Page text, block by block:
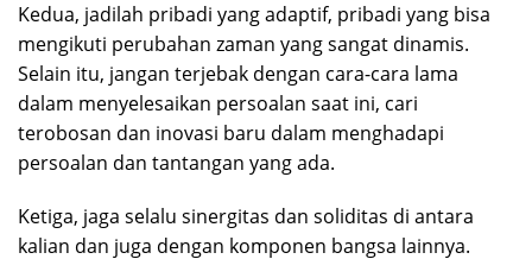
Kedua, jadilah pribadi yang adaptif, pribadi yang bisa
mengikuti perubahan zaman yang sangat dinamis.
Selain itu, jangan terjebak dengan cara-cara lama
dalam menyelesaikan persoalan saat ini, cari
terobosan dan inovasi baru dalam menghadapi
persoalan dan tantangan yang ada.
Ketiga, jaga selalu sinergitas dan soliditas di antara
kalian dan juga dengan komponen bangsa lainnya.